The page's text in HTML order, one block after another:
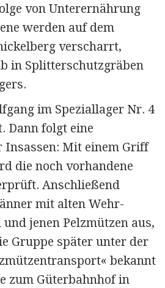
von Unterernährung
werden auf dem
verscharrt,
in Splitterschutzgräben
im Speziallager Nr. 4
Dann folgt eine
Insassen: Mit einem Griff
die noch vorhandene
Anschließend
mit alten Wehr­
jenen Pelzmützen aus,
Gruppe später unter der
bekannt
zum Güterbahnhof in